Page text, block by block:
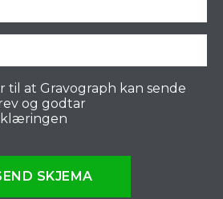
til at Gravograph kan sende
og godtar
SKJEMA